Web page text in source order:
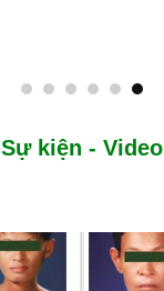
Sự kiện - Video